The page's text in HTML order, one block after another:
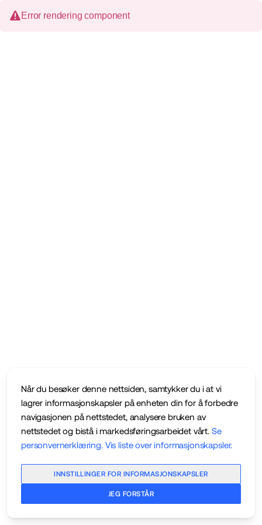
Når du besøker denne nettsiden, samtykker du i at vi
lagrer informasjonskapsler på enheten din for å forbedre
navigasjonen på nettstedet, analysere bruken av
nettstedet og bistå i markedsføringsarbeidet vårt. Se
personvernerklæring. Vis liste over informasjonskapsler.
INNSTILLINGER FOR INFORMASJONSKAPSLER
JEG FORSTÅR
Error rendering component